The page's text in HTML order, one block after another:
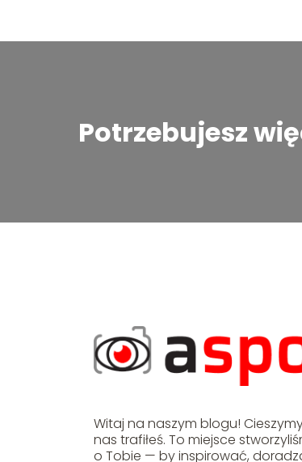
Potrzebujesz
Witaj na naszym blogu!
nas trafiłeś. To miejsce
o Tobie — by inspirować,